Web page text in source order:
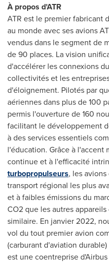
À propos d'ATR
ATR est le premier fabricant
au monde avec ses avions
vendus dans le segment de
de 90 places. La vision
d'accélérer les connexions
collectivités et les
d'éloignement. Pilotés par
aériennes dans plus de 100
permis l'ouverture de 160
facilitant le développement
à des services essentiels
l'éducation. Grâce à l'accent
continue et à l'efficacité
turbopropulseurs, les
transport régional les plus
et à faibles émissions du
CO2 que les autres
similaire. En janvier 2022,
vol du tout premier avion
(carburant d'aviation
est une coentreprise